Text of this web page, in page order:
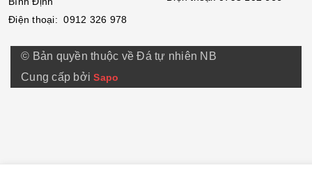
Điện thoại: 0912 326 978
© Bản quyền thuộc về Đá tự nhiên NB
Cung cấp bởiSapo